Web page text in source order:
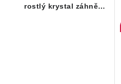
rostlý krystal záhnědy